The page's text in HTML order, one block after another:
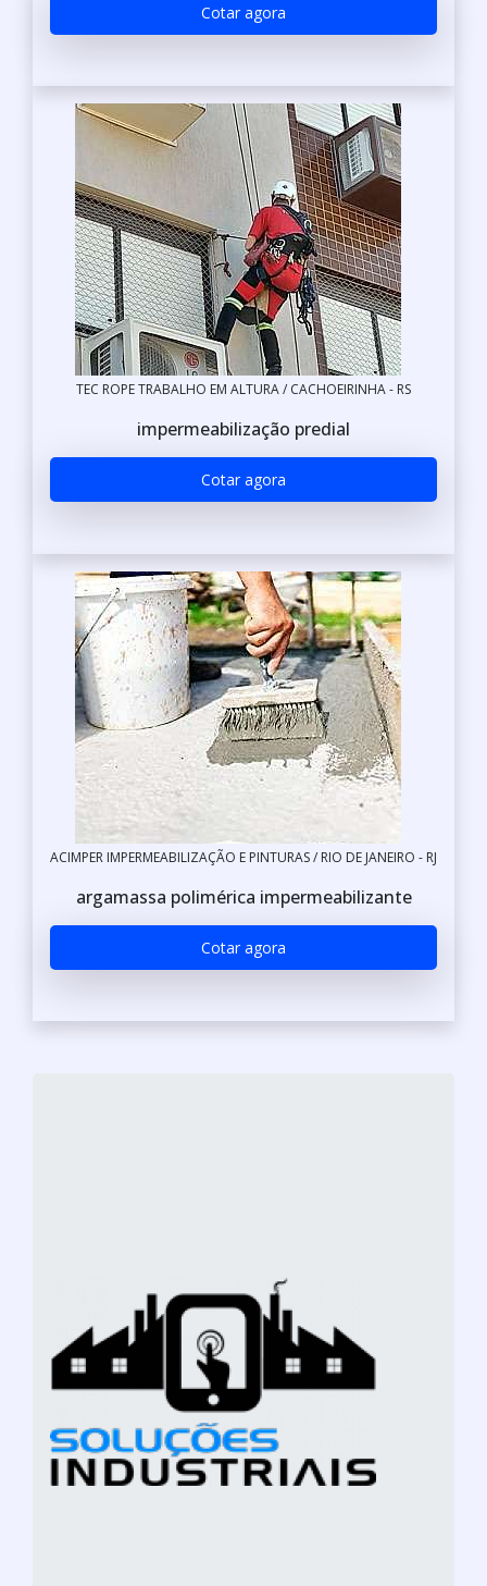
Cotar agora
TEC ROPE TRABALHO EM ALTURA / CACHOEIRINHA - RS
impermeabilização predial
Cotar agora
ACIMPER IMPERMEABILIZAÇÃO E PINTURAS / RIO DE JANEIRO - RJ
argamassa polimérica impermeabilizante
Cotar agora